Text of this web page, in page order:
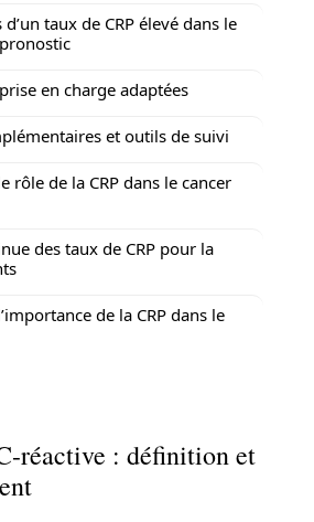
taux de CRP élevé dans le
en charge adaptées
et outils de suivi
rôle de la CRP dans le cancer
des taux de CRP pour la
de la CRP dans le
réactive : définition et